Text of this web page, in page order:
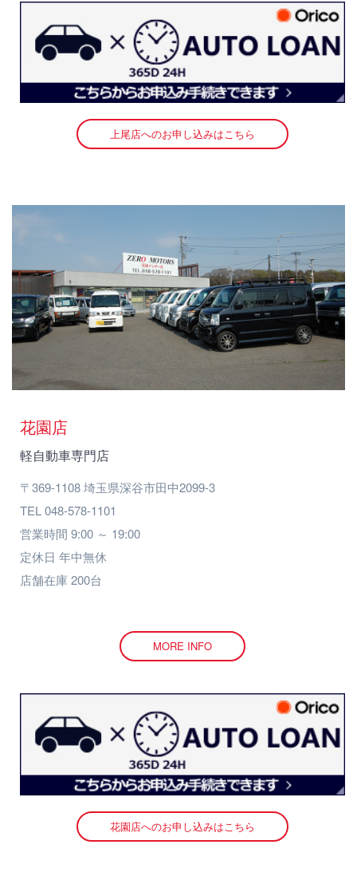
上尾店へのお申し込みはこちら
花園店
軽自動車専門店
〒369-1108 埼玉県深谷市田中2099-3
TEL 048-578-1101
営業時間 9:00 ～ 19:00
定休日 年中無休
店舗在庫 200台
MORE INFO
花園店へのお申し込みはこちら